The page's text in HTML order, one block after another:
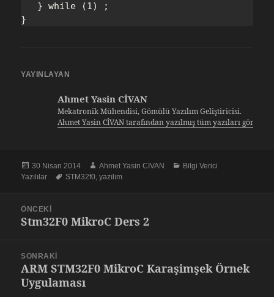
   } while (1) ;
}
YAYINLAYAN
Ahmet Yasin CİVAN
Mekatronik Mühendisi, Gömülü Yazılım Geliştiricisi.
Ahmet Yasin CİVAN tarafından yazılmış tüm yazıları
Yayın
tarihi
30 Nisan 2014 Yazar
Ahmet Yasin CİVAN Kategoriler
Bilgi Verici
Yazılılar
Etiketler
STM32f0,yazılım
gezinmesi
ÖNCEKI
Önceki
Stm32F0 MikroC Ders 2
SONRAKI
Sonraki
yazı:
ARM STM32F0 MikroC Karaşimşek Örnek
Uygulaması